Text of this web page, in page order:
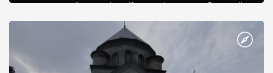
диктувати свої умови візантійському імператору Василю ІІ, та
Херсонесі Володимир-язичник, став Василем-християнином.
А потім було Хрещення Русі. На честь Херсонесу Таврійського